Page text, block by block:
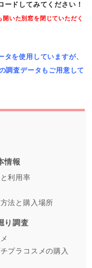
ドしてみてください！
いた別窓を閉じていただく
を使用していますが、
調査データもご用意して
情報
利用率
法と購入場所
り調査
プラコスメの購入